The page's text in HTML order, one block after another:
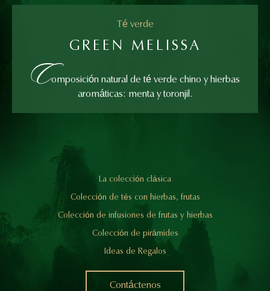
Té verde
GREEN MELISSA
Composición natural de té verde chino y hierbas
aromáticas: menta y toronjil.
La colección clásica
Colección de tés con hierbas, frutas
Colección de infusiones de frutas y hierbas
Colección de pirámides
Ideas de Regalos
Contáctenos
Contáctenos